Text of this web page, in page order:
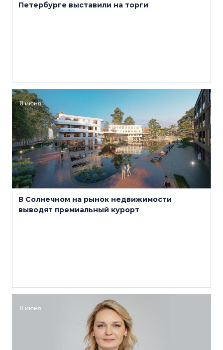
Петербурге выставили на торги
8 июня
В Солнечном на рынок недвижимости
выводят премиальный курорт
8 июня